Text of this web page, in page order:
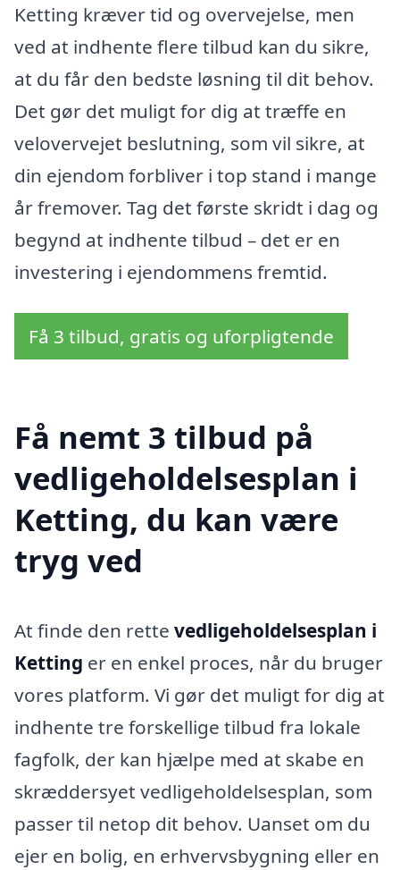
Ketting kræver tid og overvejelse, men
ved at indhente flere tilbud kan du sikre,
at du får den bedste løsning til dit behov.
Det gør det muligt for dig at træffe en
velovervejet beslutning, som vil sikre, at
din ejendom forbliver i top stand i mange
år fremover. Tag det første skridt i dag og
begynd at indhente tilbud – det er en
investering i ejendommens fremtid.
Få 3 tilbud, gratis og uforpligtende
Få nemt 3 tilbud på
vedligeholdelsesplan i
Ketting, du kan være
tryg ved
At finde den rette vedligeholdelsesplan i
Ketting er en enkel proces, når du bruger
vores platform. Vi gør det muligt for dig at
indhente tre forskellige tilbud fra lokale
fagfolk, der kan hjælpe med at skabe en
skræddersyet vedligeholdelsesplan, som
passer til netop dit behov. Uanset om du
ejer en bolig, en erhvervsbygning eller en